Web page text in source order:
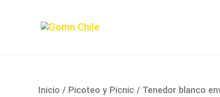
Inicio / Picoteo y Picnic / Tenedor blanco